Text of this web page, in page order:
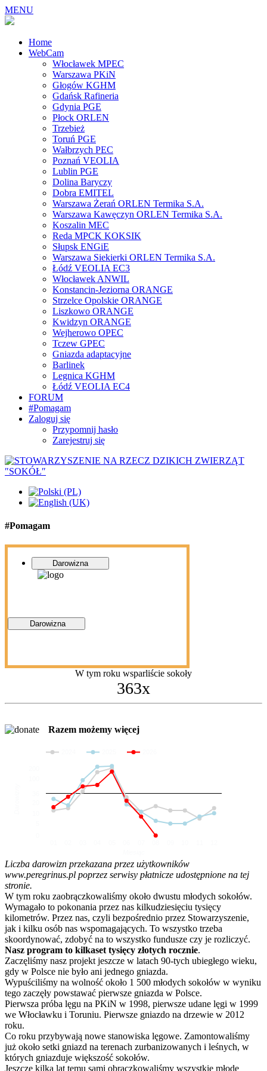
MENU
Home
WebCam
Włocławek MPEC
Warszawa PKiN
Głogów KGHM
Gdańsk Rafineria
Gdynia PGE
Płock ORLEN
Trzebież
Toruń PGE
Wałbrzych PEC
Poznań VEOLIA
Lublin PGE
Dolina Baryczy
Dobra EMITEL
Warszawa Żerań ORLEN Termika S.A.
Warszawa Kawęczyn ORLEN Termika S.A.
Koszalin MEC
Reda MPCK KOKSIK
Słupsk ENGiE
Warszawa Siekierki ORLEN Termika S.A.
Łódź VEOLIA EC3
Włocławek ANWIL
Konstancin-Jeziorna ORANGE
Strzelce Opolskie ORANGE
Liszkowo ORANGE
Kwidzyn ORANGE
Wejherowo OPEC
Tczew GPEC
Gniazda adaptacyjne
Barlinek
Legnica KGHM
Łódź VEOLIA EC4
FORUM
#Pomagam
Zaloguj się
Przypomnij hasło
Zarejestruj się
#Pomagam
Darowizna
Darowizna
W tym roku wsparliście sokoły
363x
Razem możemy więcej
Liczba darowizn przekazana przez użytkowników
www.peregrinus.pl poprzez serwisy płatnicze udostępnione na tej
stronie.
W tym roku zaobrączkowaliśmy około dwustu młodych sokołów.
Wymagało to pokonania przez nas kilkudziesięciu tysięcy
kilometrów. Przez nas, czyli bezpośrednio przez Stowarzyszenie,
jak i kilku osób nas wspomagających. To wszystko trzeba
skoordynować, zdobyć na to wszystko fundusze czy je rozliczyć.
Nasz program to kilkaset tysięcy złotych rocznie.
Zaczęliśmy nasz projekt jeszcze w latach 90-tych ubiegłego wieku,
gdy w Polsce nie było ani jednego gniazda.
Wypuściliśmy na wolność około 1 500 młodych sokołów w wyniku
tego zaczęły powstawać pierwsze gniazda w Polsce.
Pierwsza próba lęgu na PKiN w 1998, pierwsze udane lęgi w 1999
we Włocławku i Toruniu. Pierwsze gniazdo na drzewie w 2012
roku.
Co roku przybywają nowe stanowiska lęgowe. Zamontowaliśmy
już około setki gniazd na terenach zurbanizowanych i leśnych, w
których gniazduje większość sokołów.
Jeszcze kilka lat temu sami obrączkowaliśmy wszystkie młode